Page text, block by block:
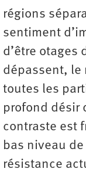
régions
sentiment
d’être otages
dépassent, le
toutes les
profond désir
contraste est
bas niveau
résistance